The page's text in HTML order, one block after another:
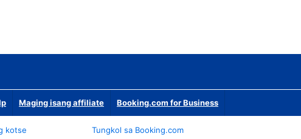
Maging isang affiliate Booking.com for Business
kotse
Tungkol sa Booking.com